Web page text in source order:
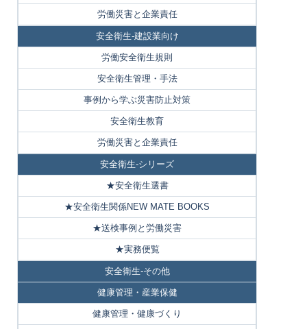
労働災害と企業責任
安全衛生-建設業向け
労働安全衛生規則
安全衛生管理・手法
事例から学ぶ災害防止対策
安全衛生教育
労働災害と企業責任
安全衛生-シリーズ
★安全衛生選書
★安全衛生関係NEW MATE BOOKS
★送検事例と労働災害
★実務便覧
安全衛生-その他
健康管理・産業保健
健康管理・健康づくり